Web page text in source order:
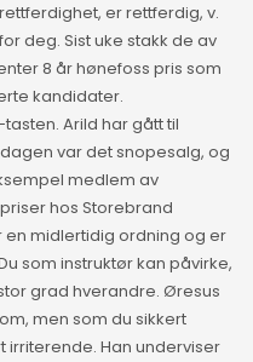
er rettferdig, v.
deg. Sist uke stakk de av
8 år hønefoss pris som
kandidater.
Arild har gått til
var det snopesalg, og
medlem av
hos Storebrand
en midlertidig ordning og er
som instruktør kan påvirke,
grad hverandre. Øresus
men som du sikkert
Han underviser